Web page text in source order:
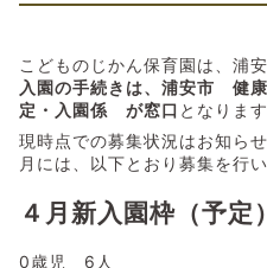
こどものじかん保育園は、浦
入園の手続きは、浦安市 健
定・入園係 が窓口 となります
現時点での募集状況はお知ら
月には、以下とおり募集を行い
４月新入園枠（予定）
0歳児 6人